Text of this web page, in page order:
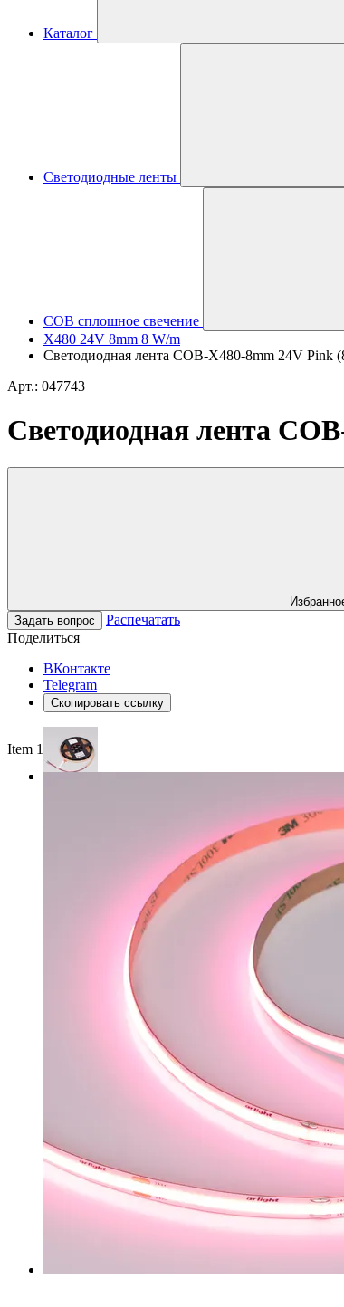
Каталог
Светодиодные ленты
COB сплошное свечение
X480 24V 8mm 8 W/m
Светодиодная лента COB-X480-8mm 24V Pink
Арт.: 047743
Светодиодная лента
Задать вопрос
Распечатать
Поделиться
ВКонтакте
Telegram
Скопировать ссылку
Item 1 of 3